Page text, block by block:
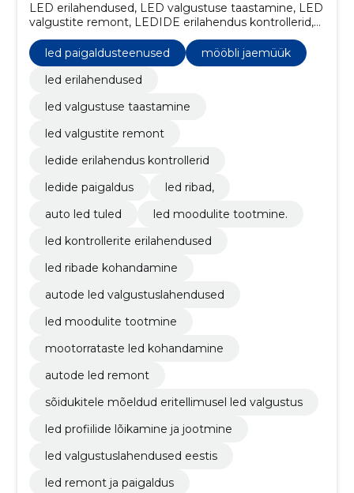
LED erilahendused, LED valgustuse taastamine, LED
valgustite remont, LEDIDE erilahendus kontrollerid,
LEDide paigaldus, LED ribad,, auto LED tuled, LED
moodulite tootmine., LED kontrollerite
erilahendused, LED paigaldusteenused
led paigaldusteenused
mööbli jaemüük
led erilahendused
led valgustuse taastamine
led valgustite remont
ledide erilahendus kontrollerid
ledide paigaldus
led ribad,
auto led tuled
led moodulite tootmine.
led kontrollerite erilahendused
led ribade kohandamine
autode led valgustuslahendused
led moodulite tootmine
mootorrataste led kohandamine
autode led remont
sõidukitele mõeldud eritellimusel led valgustus
led profiilide lõikamine ja jootmine
led valgustuslahendused eestis
led remont ja paigaldus